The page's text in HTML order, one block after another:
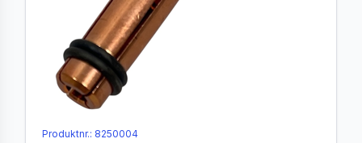
Produktnr.: 8250004